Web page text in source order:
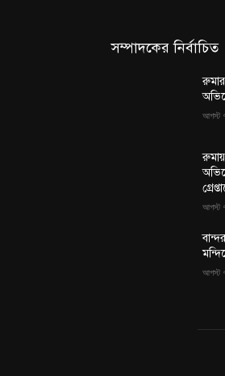
সম্পাদকের নির্বাচিত
আগস্ট
আগস্ট
আগস্ট